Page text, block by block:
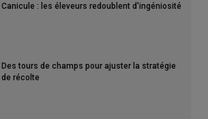
Canicule : les éleveurs redoublent d'ingéniosité
Des tours de champs pour ajuster la stratégie
de récolte